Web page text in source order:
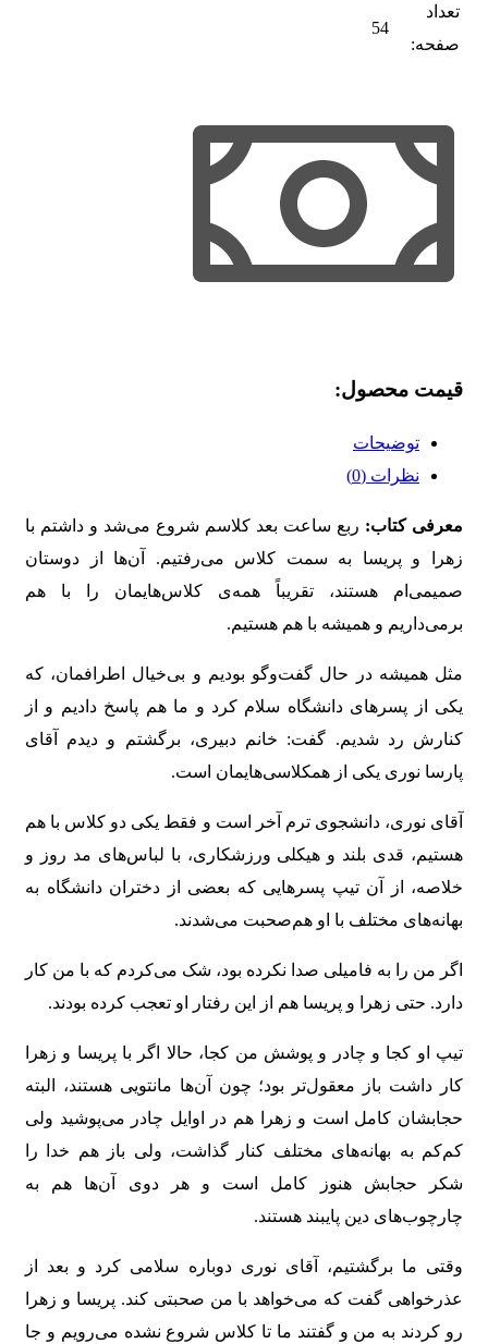
تعداد
صفحه:
54
قیمت محصول:​
توضیحات
نظرات (0)
معرفی کتاب: ربع ساعت بعد کلاسم شروع می‌شد و داشتم با
زهرا و پریسا به سمت کلاس می‌رفتیم. آن‌ها از دوستان
صمیمی‌ام هستند، تقریباً همه‌ی کلاس‌هایمان را با هم
برمی‌داریم و همیشه با هم هستیم.
مثل همیشه در حال گفت‌وگو بودیم و بی‌خیال اطرافمان، که
یکی از پسرهای دانشگاه سلام کرد و ما هم پاسخ دادیم و از
کنارش رد شدیم. گفت: خانم دبیری، برگشتم و دیدم آقای
پارسا نوری یکی از همکلاسی‌هایمان است.
آقای نوری، دانشجوی ترم آخر است و فقط یکی دو کلاس با هم
هستیم، قدی بلند و هیکلی ورزشکاری، با لباس‌های مد روز و
خلاصه، از آن تیپ پسرهایی که بعضی از دختران دانشگاه به
بهانه‌های مختلف با او هم‌صحبت می‌شدند.
اگر من را به فامیلی صدا نکرده بود، شک می‌کردم که با من کار
دارد. حتی زهرا و پریسا هم از این رفتار او تعجب کرده بودند.
تیپ او کجا و چادر و پوشش من کجا، حالا اگر با پریسا و زهرا
کار داشت باز معقول‌تر بود؛ چون آن‌ها مانتویی هستند، البته
حجابشان کامل است و زهرا هم در اوایل چادر می‌پوشید ولی
کم‌کم به بهانه‌های مختلف کنار گذاشت، ولی باز هم خدا را
شکر حجابش هنوز کامل است و هر دوی آن‌ها هم به
چارچوب‌های دین پایبند هستند.
وقتی ما برگشتیم، آقای نوری دوباره سلامی کرد و بعد از
عذرخواهی گفت که می‌خواهد با من صحبتی کند. پریسا و زهرا
رو کردند به من و گفتند ما تا کلاس شروع نشده می‌رویم و جا